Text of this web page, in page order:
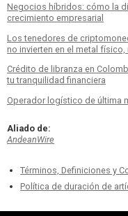
Negocios híbridos: cómo la
crecimiento empresarial
Los tenedores de
no invierten en el metal físico,
Crédito de libranza en
tu tranquilidad financiera
Operador logístico de última
Aliado de:
AndeanWire
Términos, Definiciones y
Política de duración de